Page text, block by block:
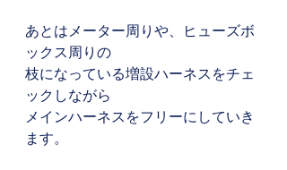
あとはメーター周りや、ヒューズボ
ックス周りの
枝になっている増設ハーネスをチェ
ックしながら
メインハーネスをフリーにしていき
ます。